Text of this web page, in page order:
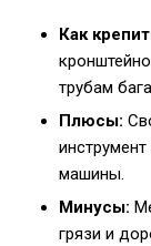
Как
трубам
Плюсы:
машины.
Минусы:
грязи и